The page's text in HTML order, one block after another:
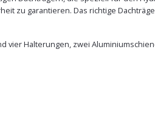
zu garantieren. Das richtige
vier Halterungen, zwei